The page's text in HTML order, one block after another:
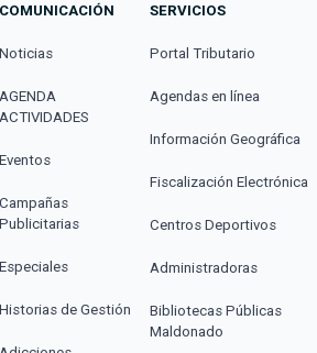
COMUNICACIÓN
Noticias
AGENDA
ACTIVIDADES
Eventos
Campañas
Publicitarias
Especiales
Historias de Gestión
SERVICIOS
Portal Tributario
Agendas en línea
Información Geográfica
Fiscalización Electrónica
Centros Deportivos
Administradoras
Bibliotecas Públicas
Maldonado